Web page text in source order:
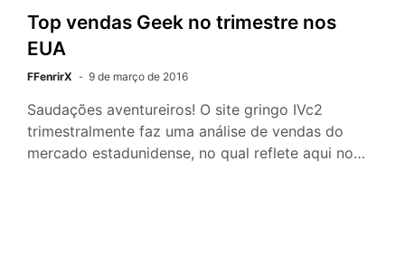
Top vendas Geek no trimestre nos
EUA
FFenrirX 9 de março de 2016
Saudações aventureiros! O site gringo IVc2
trimestralmente faz uma análise de vendas do
mercado estadunidense, no qual reflete aqui no…